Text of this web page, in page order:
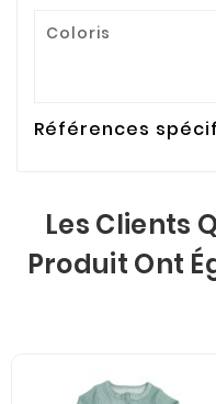
Coloris
Références
Les Clients
Produit Ont